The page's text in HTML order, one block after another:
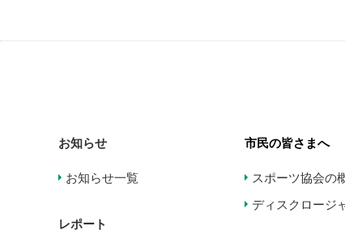
お知らせ
お知らせ一覧
レポート
市民の皆さまへ
スポーツ協会の
ディスクロージ